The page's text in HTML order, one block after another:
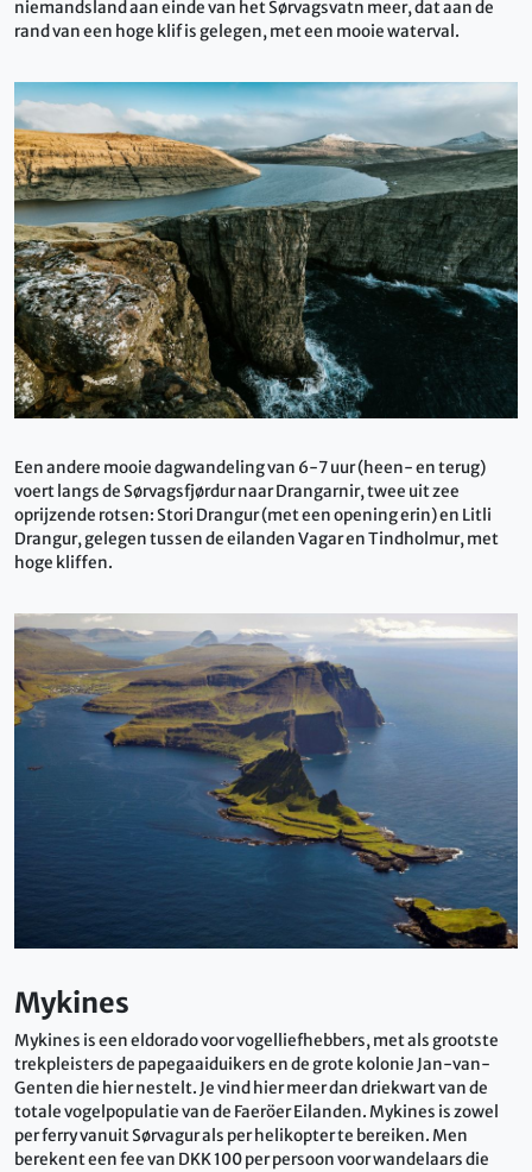
niemandsland aan einde van het Sørvagsvatn meer, dat aan de
rand van een hoge klif is gelegen, met een mooie waterval.
Een andere mooie dagwandeling van 6-7 uur (heen- en terug)
voert langs de Sørvagsfjørdur naar Drangarnir, twee uit zee
oprijzende rotsen: Stori Drangur (met een opening erin) en Litli
Drangur, gelegen tussen de eilanden Vagar en Tindholmur, met
hoge kliffen.
Mykines
Mykines is een eldorado voor vogelliefhebbers, met als grootste
trekpleisters de papegaaiduikers en de grote kolonie Jan-van-
Genten die hier nestelt. Je vind hier meer dan driekwart van de
totale vogelpopulatie van de Faeröer Eilanden. Mykines is zowel
per ferry vanuit Sørvagur als per helikopter te bereiken. Men
berekent een fee van DKK 100 per persoon voor wandelaars die